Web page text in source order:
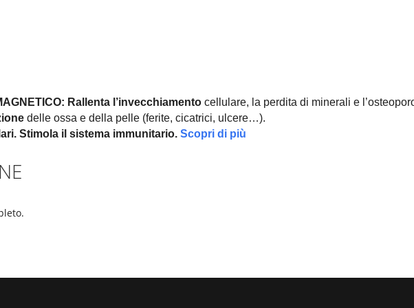
Rallenta l’invecchiamento cellulare, la perdita di minerali e
delle ossa e della pelle (ferite, cicatrici, ulcere…).
Stimola il sistema immunitario.Scopri di più